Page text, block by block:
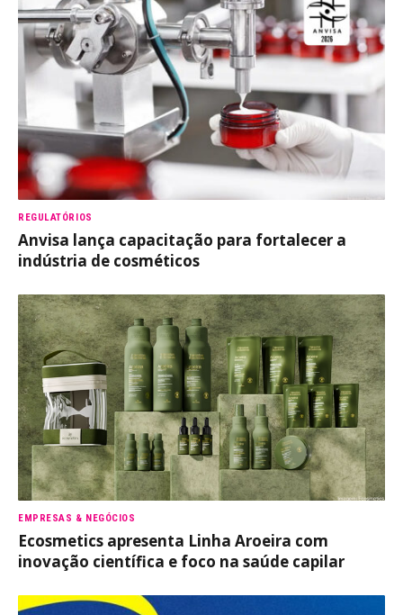
REGULATÓRIOS
Anvisa lança capacitação para fortalecer a
indústria de cosméticos
EMPRESAS & NEGÓCIOS
Ecosmetics apresenta Linha Aroeira com
inovação científica e foco na saúde capilar